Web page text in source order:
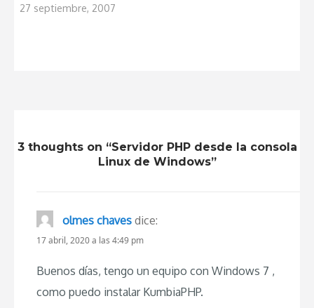
27 septiembre, 2007
3 thoughts on “Servidor PHP desde la consola
Linux de Windows”
olmes chaves dice:
17 abril, 2020 a las 4:49 pm
Buenos días, tengo un equipo con Windows 7 ,
como puedo instalar KumbiaPHP.